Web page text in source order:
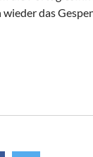
das